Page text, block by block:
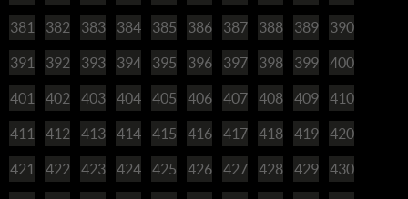
381 382 383 384 385 386 387 388 389 390
391 392 393 394 395 396 397 398 399 400
401 402 403 404 405 406 407 408 409 410
411 412 413 414 415 416 417 418 419 420
421 422 423 424 425 426 427 428 429 430